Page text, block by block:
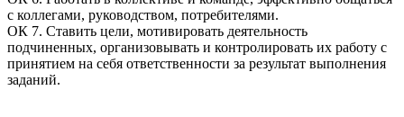
с коллегами, руководством, потребителями.
ОК 7. Ставить цели, мотивировать деятельность
подчиненных, организовывать и контролировать их работу с
принятием на себя ответственности за результат выполнения
заданий.